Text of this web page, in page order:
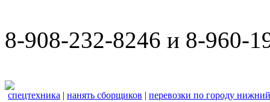
8-908-232-8246 и 8-960-
спецтехника | нанять сборщиков | перевозки по городу